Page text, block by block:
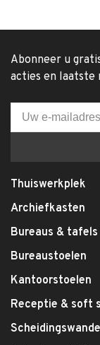
Abonneer u
acties en laatste
Thuiswerkplek
Archiefkasten
Bureaus & tafels
Bureaustoelen
Kantoorstoelen
Receptie & soft